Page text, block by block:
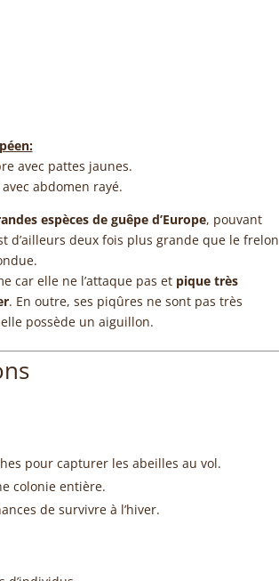
avec pattes jaunes.
abdomen rayé.
espèces de guêpe d’Europe, pouvant
d’ailleurs deux fois plus grande que le frelon
car elle ne l’attaque pas et pique très
. En outre, ses piqûres ne sont pas très
possède un aiguillon.
pour capturer les abeilles au vol.
colonie entière.
de survivre à l’hiver.